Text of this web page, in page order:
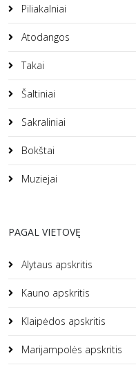
Piliakalniai
Atodangos
Takai
Šaltiniai
Sakraliniai
Bokštai
Muziejai
PAGAL VIETOVĘ
Alytaus apskritis
Kauno apskritis
Klaipėdos apskritis
Marijampolės apskritis